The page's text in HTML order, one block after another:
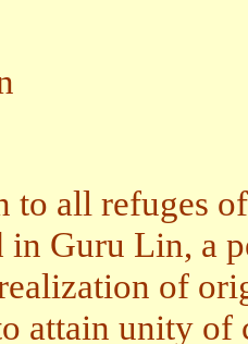
to all refuges
in Guru Lin, a
of
attain unity